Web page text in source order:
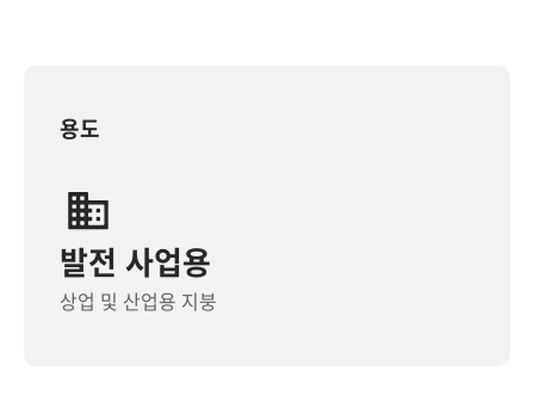
용도
발전 사업용
상업 및 산업용 지붕